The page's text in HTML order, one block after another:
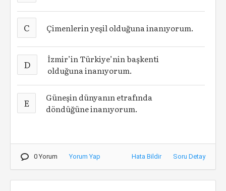
C Çimenlerin yeşil olduğuna inanıyorum.
D
İzmir’in Türkiye’nin başkenti
olduğuna inanıyorum.
E
Güneşin dünyanın etrafında
döndüğüne inanıyorum.
0 Yorum Yorum Yap Hata Bildir Soru Detay